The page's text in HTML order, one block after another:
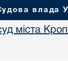
влада
міста